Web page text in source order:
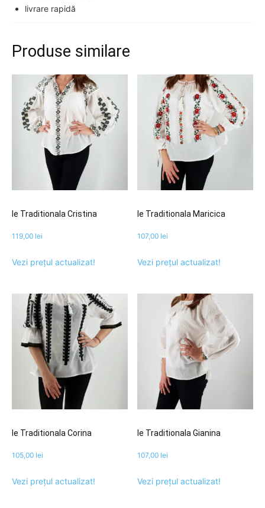
livrare rapidă
Produse similare
Ie Traditionala Cristina
119,00 lei
Vezi prețul actualizat!
Ie Traditionala Maricica
107,00 lei
Vezi prețul actualizat!
Ie Traditionala Corina
105,00 lei
Vezi prețul actualizat!
Ie Traditionala Gianina
107,00 lei
Vezi prețul actualizat!